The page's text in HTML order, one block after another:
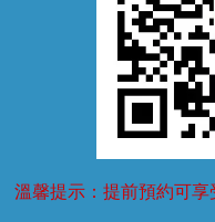
溫馨提示：提前預約可